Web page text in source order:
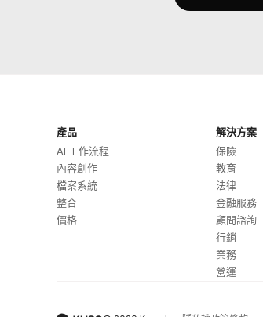
產品
AI 工作流程
內容創作
檔案系統
整合
價格
解決方案
保險
教育
法律
金融服務
顧問諮詢
行銷
業務
營運